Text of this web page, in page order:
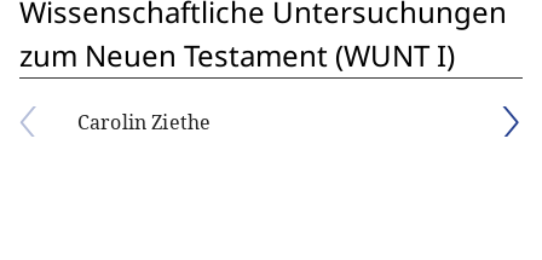
Wissenschaftliche Untersuchungen
zum Neuen Testament (WUNT I)
Carolin Ziethe